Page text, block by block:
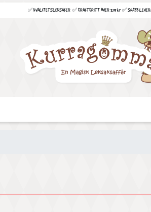
✅ KVALITETSLEKSAKER ✅ FRAKTFRITT ÖVER 299 kr ✅ SNABB